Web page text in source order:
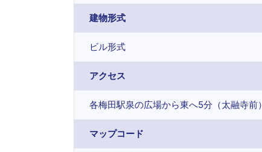
建物形式
ビル形式
アクセス
各梅田駅泉の広場から東へ5分（太融寺前）
マップコード